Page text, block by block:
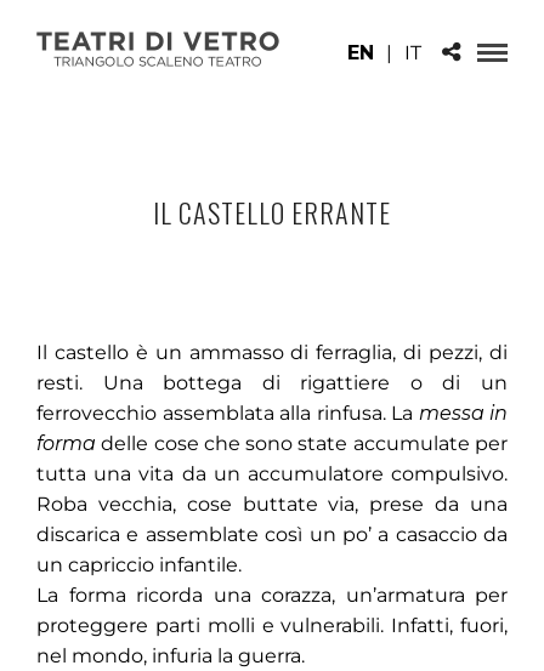
EN | IT
IL CASTELLO ERRANTE
Il castello è un ammasso di ferraglia, di pezzi, di
resti. Una bottega di rigattiere o di un
ferrovecchio assemblata alla rinfusa. La messa in
forma delle cose che sono state accumulate per
tutta una vita da un accumulatore compulsivo.
Roba vecchia, cose buttate via, prese da una
discarica e assemblate così un po’ a casaccio da
un capriccio infantile.
La forma ricorda una corazza, un’armatura per
proteggere parti molli e vulnerabili. Infatti, fuori,
nel mondo, infuria la guerra.